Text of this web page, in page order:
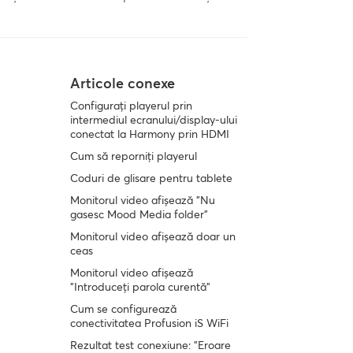
Articole conexe
Configurați playerul prin
intermediul ecranului/display-ului
conectat la Harmony prin HDMI
Cum să reporniți playerul
Coduri de glisare pentru tablete
Monitorul video afișează "Nu
gasesc Mood Media folder"
Monitorul video afișează doar un
ceas
Monitorul video afișează
"Introduceți parola curentă"
Cum se configurează
conectivitatea Profusion iS WiFi
Rezultat test conexiune: "Eroare